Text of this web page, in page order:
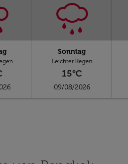
Sonntag
Leichter Regen
15°C
09/08/2026